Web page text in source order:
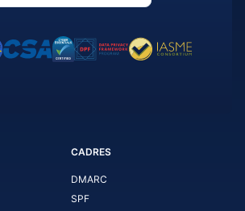
CADRES
DMARC
SPF